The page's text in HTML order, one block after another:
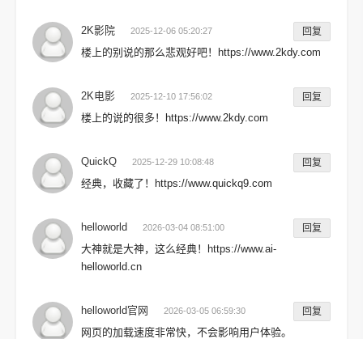
2K影院 2025-12-06 05:20:27 回复
楼上的别说的那么悲观好吧！https://www.2kdy.com
2K电影 2025-12-10 17:56:02 回复
楼上的说的很多！https://www.2kdy.com
QuickQ 2025-12-29 10:08:48 回复
经典，收藏了！https://www.quickq9.com
helloworld 2026-03-04 08:51:00 回复
大神就是大神，这么经典！https://www.ai-
helloworld.cn
helloworld官网 2026-03-05 06:59:30 回复
网页的加载速度非常快，不会影响用户体验。